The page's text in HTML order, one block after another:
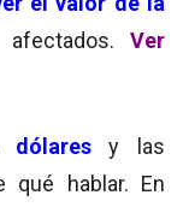
Ver
dólares
y las
qué hablar. En